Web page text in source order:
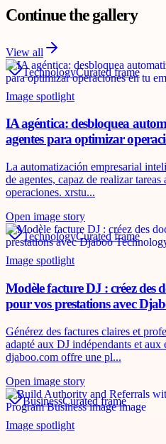
Continue the gallery
View all
TechnologyCurated frame
Image spotlight
IA agéntica: desbloquea
agentes para optimizar
La automatización empresarial
de agentes, capaz de realizar
operaciones. xrstu...
Open image story
TechnologyCurated frame
Image spotlight
Modèle facture DJ : créez des
pour vos prestations avec
Générez des factures claires et
adapté aux DJ indépendants et aux
djaboo.com offre une pl...
Open image story
BusinessCurated frame
Image spotlight